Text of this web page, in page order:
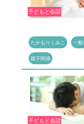
子どもと会話
たかもりくみこ 一般
親子関係
子どもと会話